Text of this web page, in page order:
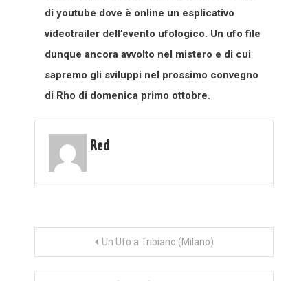
di youtube dove è online un esplicativo
videotrailer dell’evento ufologico. Un ufo file
dunque ancora avvolto nel mistero e di cui
sapremo gli sviluppi nel prossimo convegno
di Rho di domenica primo ottobre.
Red
Navigazione
articoli
Un Ufo a Tribiano (Milano)